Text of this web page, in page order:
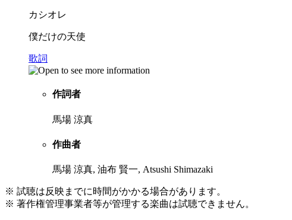
カシオレ
僕だけの天使
歌詞
作詞者
馬場 涼真
作曲者
馬場 涼真, 油布 賢一, Atsushi Shimazaki
※ 試聴は反映までに時間がかかる場合があります。
※ 著作権管理事業者等が管理する楽曲は試聴できません。